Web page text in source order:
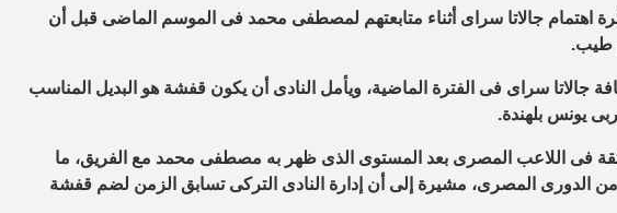
اهتمام جالاتا سراى أثناء متابعتهم لمصطفى محمد فى الموسم الماضى قبل أن
طيب.
جالاتا سراى فى الفترة الماضية، ويأمل النادى أن يكون قفشة هو البديل المناسب
يونس بلهندة.
فى اللاعب المصرى بعد المستوى الذى ظهر به مصطفى محمد مع الفريق، ما
الدورى المصرى، مشيرة إلى أن إدارة النادى التركى تسابق الزمن لضم قفشة